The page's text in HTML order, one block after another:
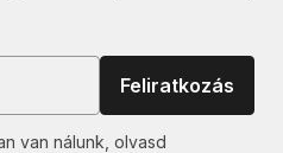
Feliratkozás
van nálunk, olvasd